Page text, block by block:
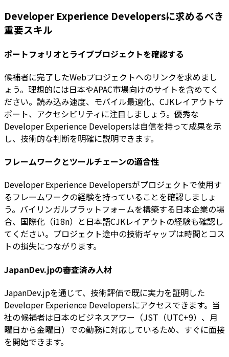
Developer Experience Developersに求めるべき
重要スキル
ポートフォリオとライブプロジェクトを確認する
候補者に完了したWebプロジェクトへのリンクを求めまし
ょう。理想的には日本やAPAC市場向けのサイトを含めてく
ださい。読み込み速度、モバイル最適化、CJKレイアウトサ
ポート、アクセシビリティに注目しましょう。優秀な
Developer Experience Developersは自信を持って成果を示
し、技術的な判断を明確に説明できます。
フレームワークとツールチェーンの適合性
Developer Experience Developersがプロジェクトで使用す
るフレームワークの経験を持っていることを確認しましょ
う。バイリンガルプラットフォームを構築する日本企業の場
合、国際化（i18n）と日本語CJKレイアウトの経験も確認し
てください。プロジェクト途中の技術ギャップは時間とコス
トの損失につながります。
JapanDev.jpの審査済み人材
JapanDev.jpを通じて、技術評価で既に実力を証明した
Developer Experience Developersにアクセスできます。当
社の候補者は日本のビジネスアワー（JST（UTC+9）、月
曜日から金曜日）での勤務に対応しているため、すぐに面接
を開始できます。